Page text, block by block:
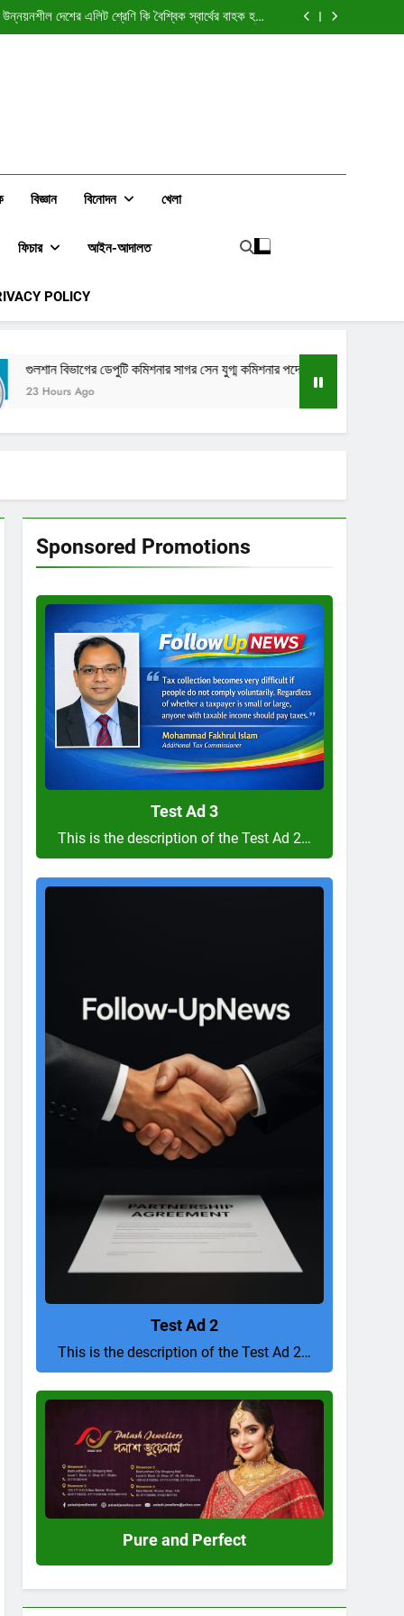
দেশের এলিট শ্রেণি কি বৈশ্বিক স্বার্থের বাহক হয়ে
ওঠে?
কমিশনার পদে পদোন্নতি, বদলি কাস্টমস গোয়েন্দা ও তদন্ত
দেশের এলিট শ্রেণি কি বৈশ্বিক স্বার্থের বাহক হয়ে
কমিশনার পদে পদোন্নতি, বদলি কাস্টমস গোয়েন্দা ও তদন্ত
চট্টগ্রাম (৪) কর অঞ্চলের অতিরিক্ত সহকারী কর কমিশনার
বিজ্ঞান বিনোদন খেলা
ফিচার আইন-আদালত
POLICY
কমিশনার সাগর সেন যুগ্ম কমিশনার পদে পদোন্নতি, বদলি কাস্টমস গোয়েন্দা ও তদন্ত
Sponsored Promotions
Test
Ad
3
Test Ad 3
This is the description of the Test Ad 2…
Test Ad 2
This is the description of the Test Ad 2…
Perfect
Pure and Perfect